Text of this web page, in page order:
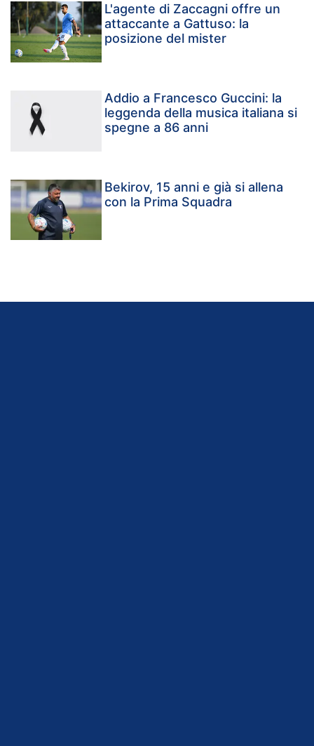
L'agente di Zaccagni offre un
attaccante a Gattuso: la
posizione del mister
Addio a Francesco Guccini: la
leggenda della musica italiana si
spegne a 86 anni
Bekirov, 15 anni e già si allena
con la Prima Squadra